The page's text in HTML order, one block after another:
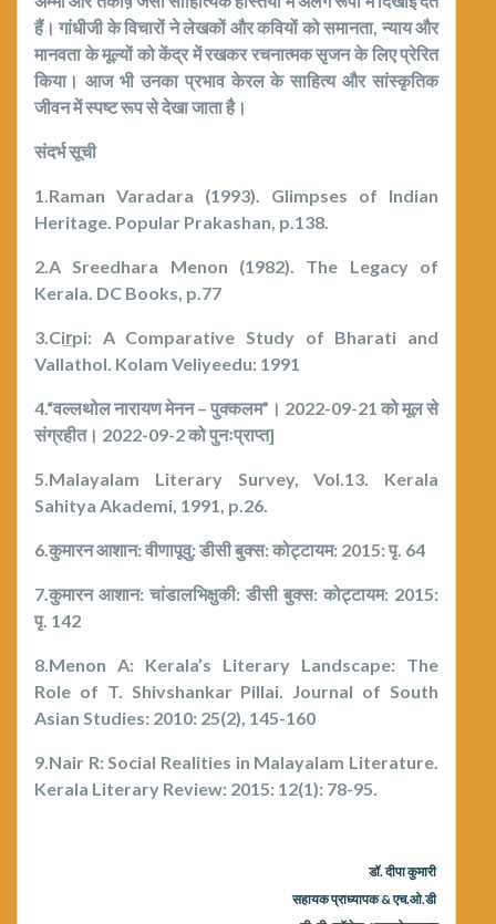
हैं। गांधीजी के विचारों ने लेखकों और कवियों को समानता, न्याय और
मानवता के मूल्यों को केंद्र में रखकर रचनात्मक सृजन के लिए प्रेरित
किया। आज भी उनका प्रभाव केरल के साहित्य और सांस्कृतिक
जीवन में स्पष्ट रूप से देखा जाता है।
संदर्भ सूची
1.Raman Varadara (1993). Glimpses of Indian
Heritage. Popular Prakashan, p.138.
2.A Sreedhara Menon (1982). The Legacy of
Kerala. DC Books, p.77
3.Cirpi: A Comparative Study of Bharati and
Vallathol. Kolam Veliyeedu: 1991
4.“वल्लथोल नारायण मेनन – पुक्कलम”। 2022-09-21 को मूल से
संग्रहीत। 2022-09-2 को पुनःप्राप्त]
5.Malayalam Literary Survey, Vol.13. Kerala
Sahitya Akademi, 1991, p.26.
6. कुमारन आशान:वीणापूवु:डीसी बुक्स:कोट्टायम: 2015:पृ. 64
7. कुमारन आशान:चांडालभिक्षुकी:डीसी बुक्स:कोट्टायम: 2015:
पृ. 142
8.Menon A: Kerala’s Literary Landscape: The
Role of T. Shivshankar Pillai. Journal of South
Asian Studies: 2010: 25(2), 145-160
9.Nair R: Social Realities in Malayalam Literature.
Kerala Literary Review: 2015: 12(1): 78-95.
डॉ. दीपा कुमारी
सहायक प्राध्यापक & एच.ओ.डी